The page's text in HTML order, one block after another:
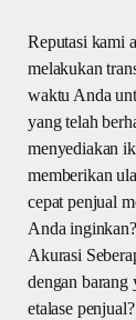
Reputasi kami
melakukan
waktu Anda
yang telah
menyediakan
memberikan
cepat penjual
Anda
Akurasi
dengan barang
etalase